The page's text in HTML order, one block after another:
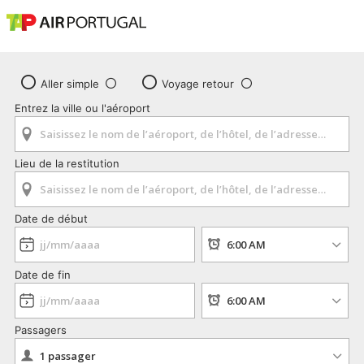
Aller simple
Voyage retour
Entrez la ville ou l'aéroport
Lieu de la restitution
Date de début
Date de fin
Passagers